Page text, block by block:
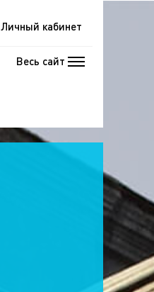
Личный кабинет
Весь сайт